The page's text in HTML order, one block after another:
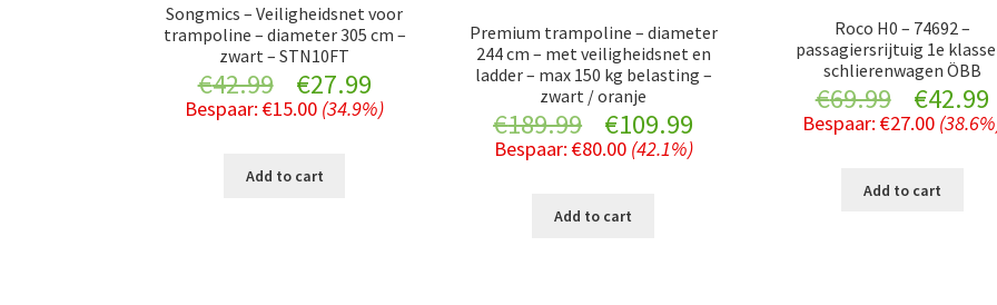
Songmics – Veiligheidsnet voor
trampoline – diameter 305 cm –
zwart – STN10FT
€42.99
Original
price
was:
€27.99Current
price
Bespaar:€15.00 (34.9%)
Add to cart
Premium trampoline – diameter
244 cm – met veiligheidsnet en
ladder – max 150 kg belasting –
zwart / oranje
€189.99
Original
price
was:
€109.99
Bespaar: €80.00 (42.1%)
Add to cart
Roco H0 – 74692 –
passagiersrijtuig 1e
schlierenwagen ÖBB
€69.99
Original
price
was:
€42.99
Bespaar:€27.00
Add to cart